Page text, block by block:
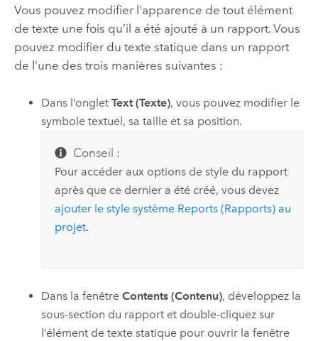
Vous pouvez modifier l'apparence de tout élément
de texte une fois qu’il a été ajouté à un rapport. Vous
pouvez modifier du texte statique dans un rapport
de l’une des trois manières suivantes :
Dans l’ongletText (Texte), vous pouvez modifier le
symbole textuel, sa taille et sa position.
Conseil :
Pour accéder aux options de style du rapport
après que ce dernier a été créé, vous devez
ajouter le style système Reports (Rapports) au
projet.
Dans la fenêtreContents (Contenu), développez la
sous-section du rapport et double-cliquez sur
l’élément de texte statique pour ouvrir la fenêtre